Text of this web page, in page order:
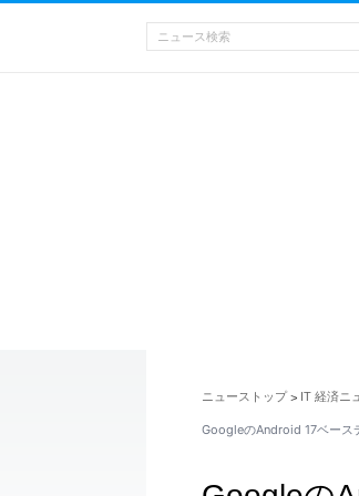
ニューストップ > IT 経済ニ
GoogleのAndroid 17ベース